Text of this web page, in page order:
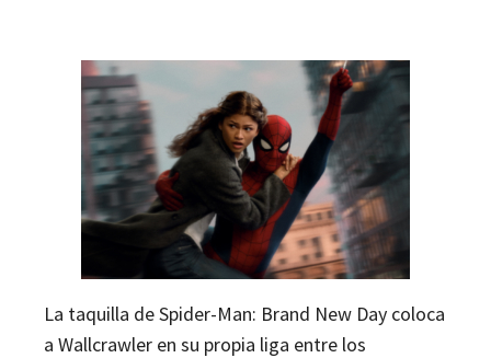
La taquilla de Spider-Man: Brand New Day coloca
a Wallcrawler en su propia liga entre los